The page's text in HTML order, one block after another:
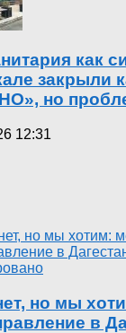
как
закрыли
но
12:31
но мы
в